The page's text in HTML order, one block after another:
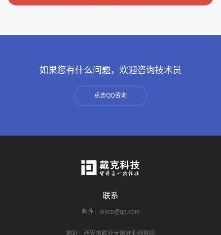
如果您有什么问题，欢迎咨询技术员
点击QQ咨询
联系
邮件：diycp@qq.com
地址：西安市欧亚大道欧亚创意园